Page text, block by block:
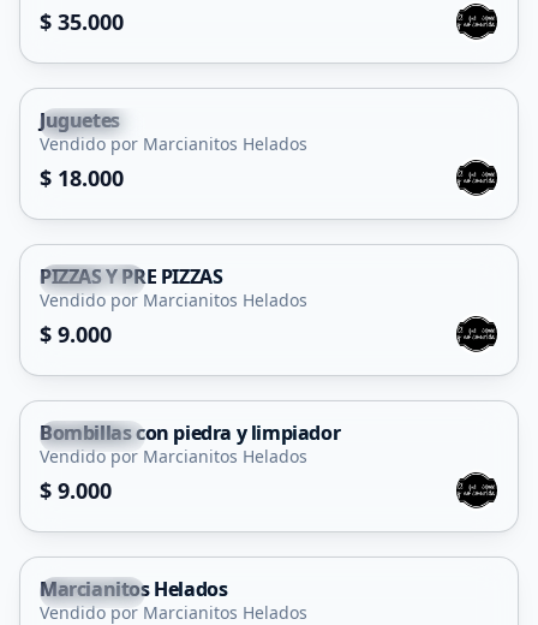
$ 35.000
La Punta
Juguetes
Vendido por Marcianitos Helados
$ 18.000
La Punta
PIZZAS Y PRE PIZZAS
Vendido por Marcianitos Helados
$ 9.000
La Punta
Bombillas con piedra y limpiador
Vendido por Marcianitos Helados
$ 9.000
La Punta
Marcianitos Helados
Vendido por Marcianitos Helados